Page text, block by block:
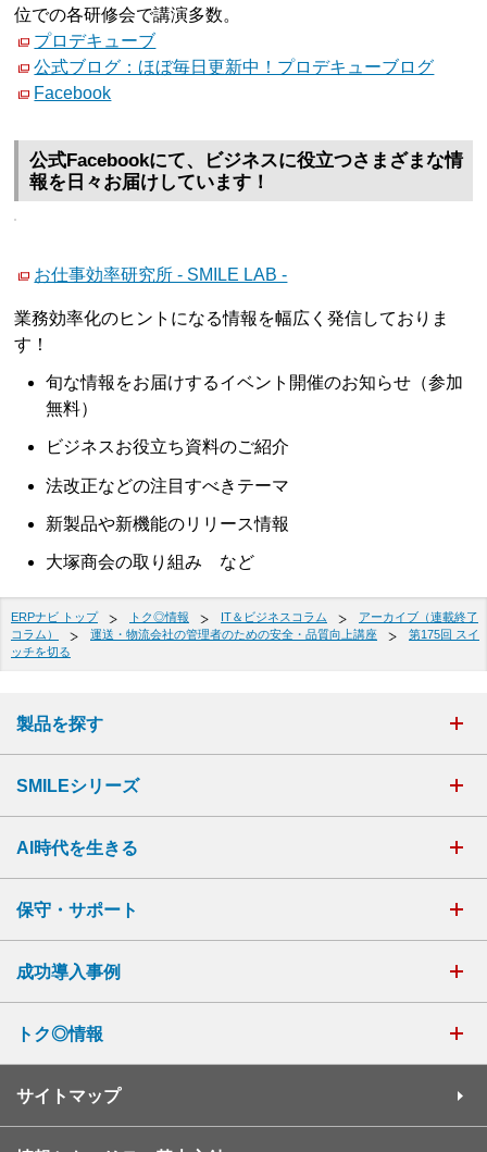
位での各研修会で講演多数。
プロデキューブ
公式ブログ：ほぼ毎日更新中！プロデキューブログ
Facebook
公式Facebookにて、ビジネスに役立つさまざまな情
報を日々お届けしています！
お仕事効率研究所 - SMILE LAB -
業務効率化のヒントになる情報を幅広く発信しておりま
す！
旬な情報をお届けするイベント開催のお知らせ（参加
無料）
ビジネスお役立ち資料のご紹介
法改正などの注目すべきテーマ
新製品や新機能のリリース情報
大塚商会の取り組み など
ERPナビ トップ トク◎情報 IT＆ビジネスコラム
アーカイブ（連載終了
コラム）
運送・物流会社の管理者のための安全・品質向上講座
第175回 スイ
ッチを切る
製品を探す
SMILEシリーズ
AI時代を生きる
保守・サポート
成功導入事例
トク◎情報
サイトマップ